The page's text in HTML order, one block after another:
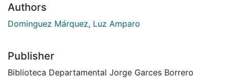
Authors
Dominguez Márquez, Luz Amparo
Publisher
Biblioteca Departamental Jorge Garces Borrero